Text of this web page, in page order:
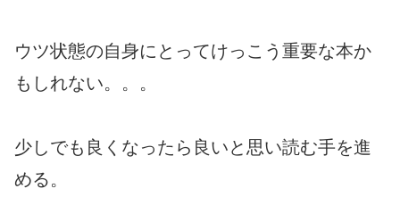
ウツ状態の自身にとってけっこう重要な本か
もしれない。。。
少しでも良くなったら良いと思い読む手を進
める。